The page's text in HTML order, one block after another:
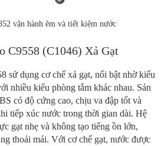
vận hành êm và tiết kiệm nước
C9558 (C1046) Xả Gạt
sử dụng cơ chế xả gạt, nổi bật nhờ kiểu
nhiều kiểu phòng tắm khác nhau. Sản
có độ cứng cao, chịu va đập tốt và
tiếp xúc nước trong thời gian dài. Hệ
gạt nhẹ và không tạo tiếng ồn lớn,
thoải mái. Với cơ chế gạt, nước được